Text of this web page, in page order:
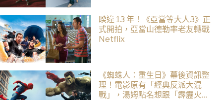
睽違 13 年！《亞當等大人3》正
式開拍，亞當山德勒率老友轉戰
Netflix
《蜘蛛人：重生日》幕後資訊整
理！電影原有「經典反派大混
戰」，湯姆點名想跟「霹靂火」